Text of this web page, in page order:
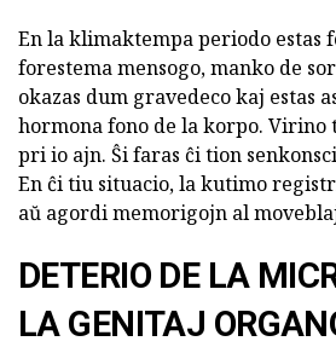
En la klimaktempa periodo estas
forestema mensogo, manko de
okazas dum gravedeco kaj estas
hormona fono de la korpo. Virino
pri io ajn. Ŝi faras ĉi tion
En ĉi tiu situacio, la kutimo
aŭ agordi memorigojn al
DETERIO DE LA
LA GENITAJ